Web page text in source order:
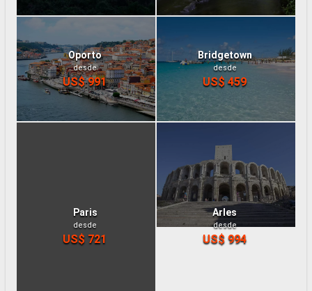
Oporto
desde
US$ 991
Bridgetown
desde
US$ 459
Paris
desde
US$ 721
Arles
desde
US$ 994